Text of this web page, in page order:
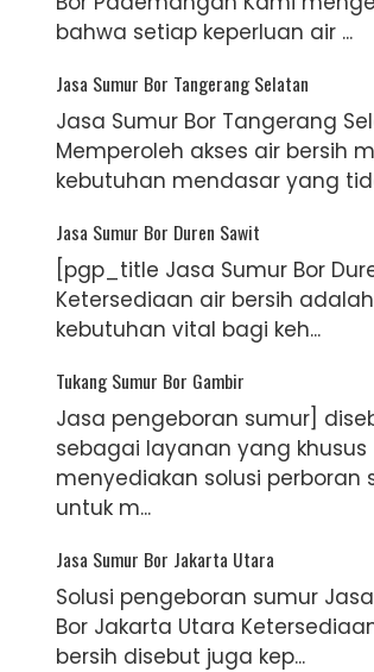
bahwa setiap keperluan air ...
Jasa Sumur Bor Tangerang Selatan
Jasa Sumur Bor Tangerang
Memperoleh akses air bersih
kebutuhan mendasar yang
Jasa Sumur Bor Duren Sawit
[pgp_title Jasa Sumur Bor
Ketersediaan air bersih adalah
kebutuhan vital bagi keh...
Tukang Sumur Bor Gambir
Jasa pengeboran sumur]
sebagai layanan yang khusus
menyediakan solusi perboran
untuk m...
Jasa Sumur Bor Jakarta Utara
Solusi pengeboran sumur
Bor Jakarta Utara
bersih disebut juga kep...